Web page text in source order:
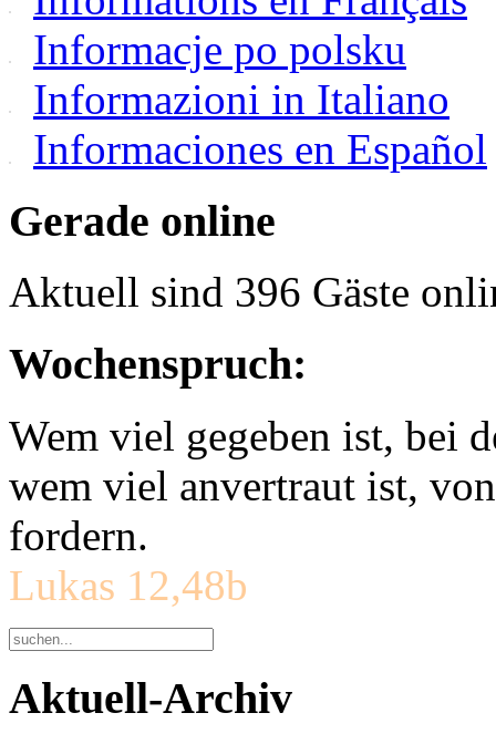
Informacje po polsku
Informazioni in Italiano
Informaciones en Español
Gerade online
Aktuell sind 396 Gäste
Wochenspruch:
Wem viel gegeben ist, bei
wem viel anvertraut ist,
fordern.
Lukas 12,48b
Aktuell-Archiv